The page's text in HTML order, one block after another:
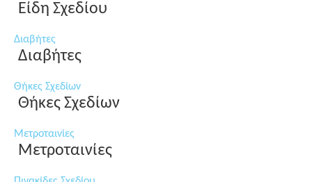
Είδη Σχεδίου
Διαβήτες
Διαβήτες
Θήκες Σχεδίων
Θήκες Σχεδίων
Μετροταινίες
Μετροταινίες